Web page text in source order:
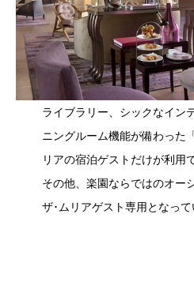
ライブラリー、シックなイン
ニングルーム機能が備わった
リアの宿泊ゲストだけが利用
その他、楽園ならではのオー
ザ･ムリアゲスト専用となって